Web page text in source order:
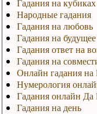
Народные гадания
Гадания на любовь
Гадания на будущее
Гадания ответ на
Гадания на
Онлайн гадания
Нумерология
Гадания онлайн Да
Гадания на день